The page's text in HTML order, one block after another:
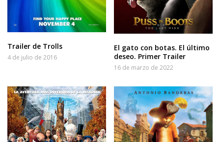
Trailer de Trolls
4 de julio de 2016
El gato con botas. El último
deseo. Primer Trailer
16 de marzo de 2022